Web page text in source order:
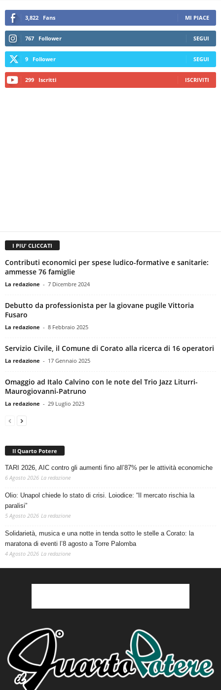
3,822 Fans MI PIACE
767 Follower SEGUI
9 Follower SEGUI
299 Iscritti ISCRIVITI
I PIU' CLICCATI
Contributi economici per spese ludico-formative e sanitarie:
ammesse 76 famiglie
La redazione - 7 Dicembre 2024
Debutto da professionista per la giovane pugile Vittoria
Fusaro
La redazione - 8 Febbraio 2025
Servizio Civile, il Comune di Corato alla ricerca di 16 operatori
La redazione - 17 Gennaio 2025
Omaggio ad Italo Calvino con le note del Trio Jazz Liturri-
Maurogiovanni-Patruno
La redazione - 29 Luglio 2023
Il Quarto Potere
TARI 2026, AIC contro gli aumenti fino all’87% per le attività economiche
6 Agosto 2026 La redazione
Olio: Unapol chiede lo stato di crisi. Loiodice: “Il mercato rischia la
paralisi”
5 Agosto 2026 La redazione
Solidarietà, musica e una notte in tenda sotto le stelle a Corato: la
maratona di eventi l’8 agosto a Torre Palomba
4 Agosto 2026 La redazione